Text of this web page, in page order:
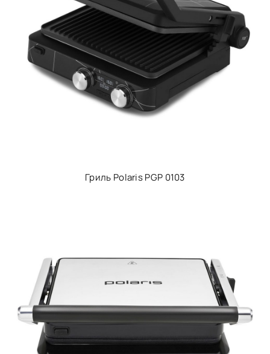
Гриль Polaris PGP 0103